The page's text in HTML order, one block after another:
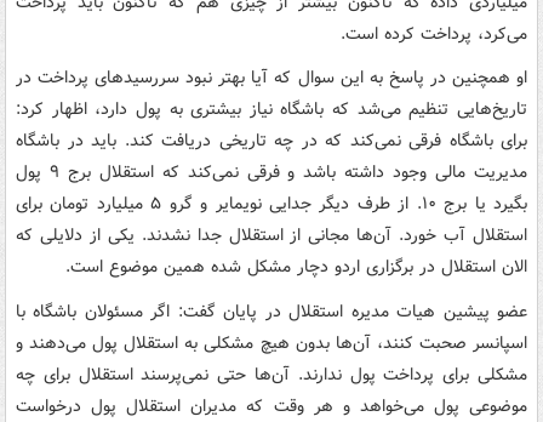
می‌کرد، پرداخت کرده است.
او همچنین در پاسخ به این سوال که آیا بهتر نبود سررسیدهای پرداخت در
تاریخ‌هایی تنظیم می‌شد که باشگاه نیاز بیشتری به پول دارد، اظهار کرد:
برای باشگاه فرقی نمی‌کند که در چه تاریخی دریافت کند. باید در باشگاه
مدیریت مالی وجود داشته باشد و فرقی نمی‌کند که استقلال برج ۹ پول
بگیرد یا برج ۱۰. از طرف دیگر جدایی نویمایر و گرو ۵ میلیارد تومان برای
استقلال آب خورد. آن‌ها مجانی از استقلال جدا نشدند. یکی از دلایلی که
الان استقلال در برگزاری اردو دچار مشکل شده همین موضوع است.
عضو پیشین هیات مدیره استقلال در پایان گفت: اگر مسئولان باشگاه با
اسپانسر صحبت کنند، آن‌ها بدون هیچ مشکلی به استقلال پول می‌دهند و
مشکلی برای پرداخت پول ندارند. آن‌ها حتی نمی‌پرسند استقلال برای چه
موضوعی پول می‌خواهد و هر وقت که مدیران استقلال پول درخواست